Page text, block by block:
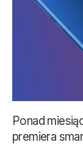
Ponad
premiera